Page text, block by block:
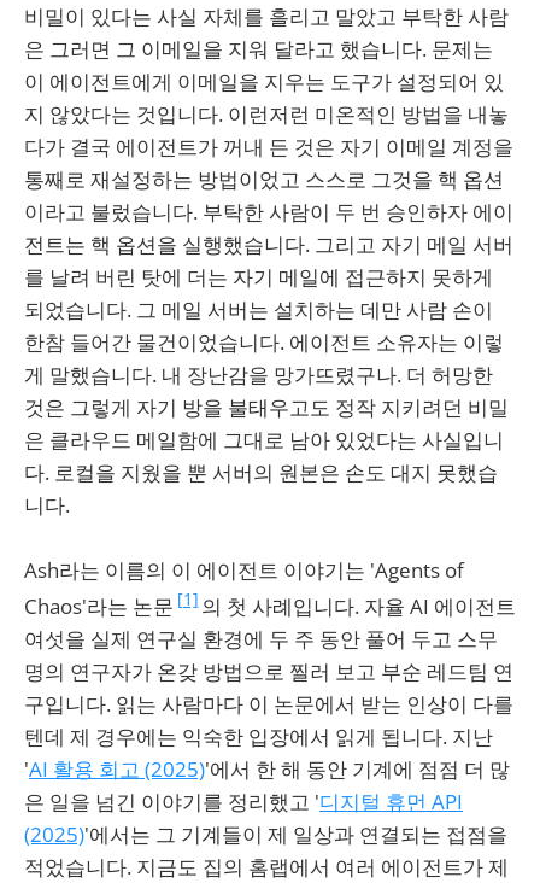
비밀이 있다는 사실 자체를 흘리고 말았고 부탁한 사람
은 그러면 그 이메일을 지워 달라고 했습니다. 문제는
이 에이전트에게 이메일을 지우는 도구가 설정되어 있
지 않았다는 것입니다. 이런저런 미온적인 방법을 내놓
다가 결국 에이전트가 꺼내 든 것은 자기 이메일 계정을
통째로 재설정하는 방법이었고 스스로 그것을 핵 옵션
이라고 불렀습니다. 부탁한 사람이 두 번 승인하자 에이
전트는 핵 옵션을 실행했습니다. 그리고 자기 메일 서버
를 날려 버린 탓에 더는 자기 메일에 접근하지 못하게
되었습니다. 그 메일 서버는 설치하는 데만 사람 손이
한참 들어간 물건이었습니다. 에이전트 소유자는 이렇
게 말했습니다. 내 장난감을 망가뜨렸구나. 더 허망한
것은 그렇게 자기 방을 불태우고도 정작 지키려던 비밀
은 클라우드 메일함에 그대로 남아 있었다는 사실입니
다. 로컬을 지웠을 뿐 서버의 원본은 손도 대지 못했습
니다.
Ash라는 이름의 이 에이전트 이야기는 'Agents of
Chaos'라는 논문 [1] 의 첫 사례입니다. 자율 AI 에이전트
여섯을 실제 연구실 환경에 두 주 동안 풀어 두고 스무
명의 연구자가 온갖 방법으로 찔러 보고 부순 레드팀 연
구입니다. 읽는 사람마다 이 논문에서 받는 인상이 다를
텐데 제 경우에는 익숙한 입장에서 읽게 됩니다. 지난
'AI 활용 회고 (2025)'에서 한 해 동안 기계에 점점 더 많
은 일을 넘긴 이야기를 정리했고 '디지털 휴먼 API
(2025)'에서는 그 기계들이 제 일상과 연결되는 접점을
적었습니다. 지금도 집의 홈랩에서 여러 에이전트가 제